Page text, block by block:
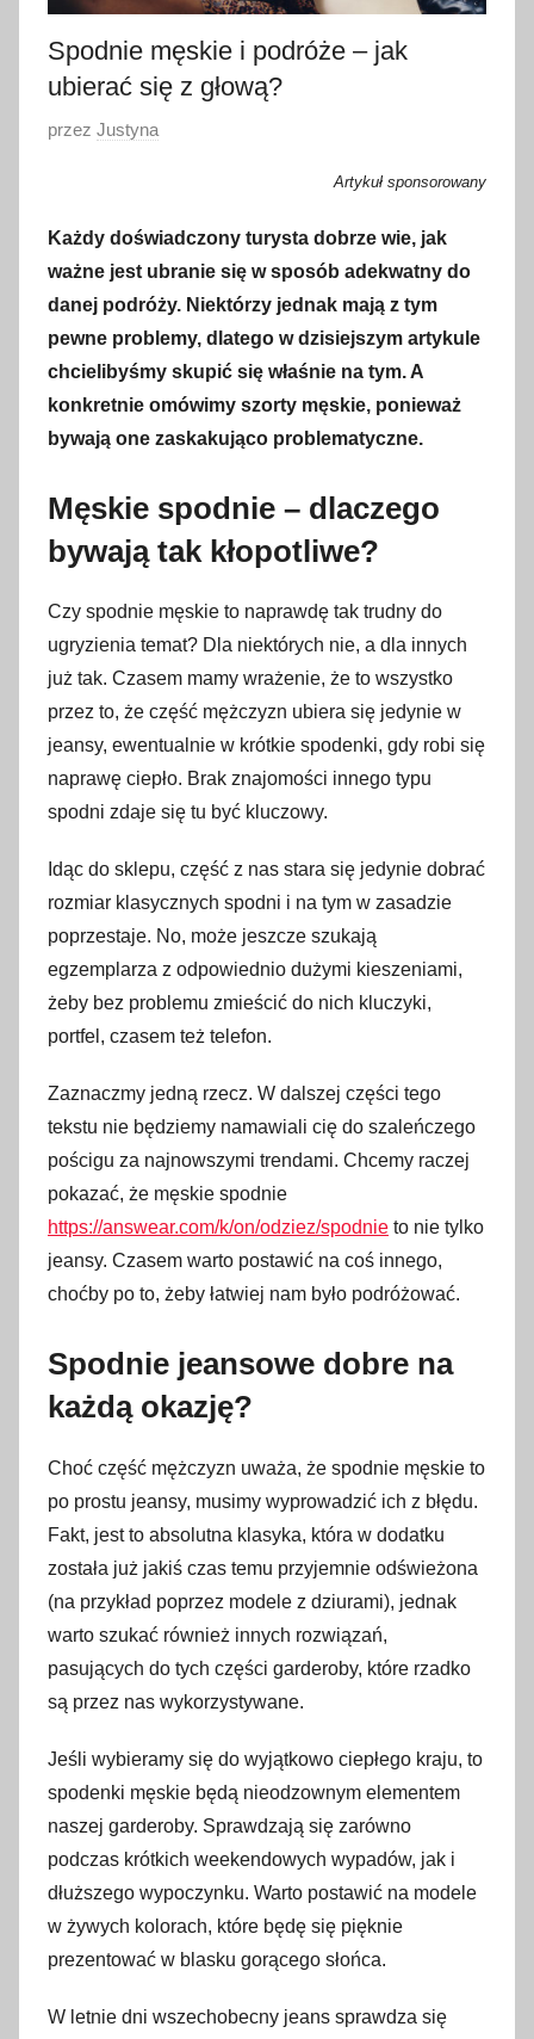
Spodnie męskie i podróże – jak
ubierać się z głową?
O
i
k
o
w
a
n
2
m
c
a
2
0
2
2
przez Justyna
Artykuł sponsorowany
Każdy doświadczony turysta dobrze wie, jak
ważne jest ubranie się w sposób adekwatny do
danej podróży. Niektórzy jednak mają z tym
pewne problemy, dlatego w dzisiejszym artykule
chcielibyśmy skupić się właśnie na tym. A
konkretnie omówimy szorty męskie, ponieważ
bywają one zaskakująco problematyczne.
Męskie spodnie – dlaczego
bywają tak kłopotliwe?
Czy spodnie męskie to naprawdę tak trudny do
ugryzienia temat? Dla niektórych nie, a dla innych
już tak. Czasem mamy wrażenie, że to wszystko
przez to, że część mężczyzn ubiera się jedynie w
jeansy, ewentualnie w krótkie spodenki, gdy robi się
naprawę ciepło. Brak znajomości innego typu
spodni zdaje się tu być kluczowy.
Idąc do sklepu, część z nas stara się jedynie dobrać
rozmiar klasycznych spodni i na tym w zasadzie
poprzestaje. No, może jeszcze szukają
egzemplarza z odpowiednio dużymi kieszeniami,
żeby bez problemu zmieścić do nich kluczyki,
portfel, czasem też telefon.
Zaznaczmy jedną rzecz. W dalszej części tego
tekstu nie będziemy namawiali cię do szaleńczego
pościgu za najnowszymi trendami. Chcemy raczej
pokazać, że męskie spodnie
https://answear.com/k/on/odziez/spodnie to nie tylko
jeansy. Czasem warto postawić na coś innego,
choćby po to, żeby łatwiej nam było podróżować.
Spodnie jeansowe dobre na
każdą okazję?
Choć część mężczyzn uważa, że spodnie męskie to
po prostu jeansy, musimy wyprowadzić ich z błędu.
Fakt, jest to absolutna klasyka, która w dodatku
została już jakiś czas temu przyjemnie odświeżona
(na przykład poprzez modele z dziurami), jednak
warto szukać również innych rozwiązań,
pasujących do tych części garderoby, które rzadko
są przez nas wykorzystywane.
Jeśli wybieramy się do wyjątkowo ciepłego kraju, to
spodenki męskie będą nieodzownym elementem
naszej garderoby. Sprawdzają się zarówno
podczas krótkich weekendowych wypadów, jak i
dłuższego wypoczynku. Warto postawić na modele
w żywych kolorach, które będę się pięknie
prezentować w blasku gorącego słońca.
W letnie dni wszechobecny jeans sprawdza się